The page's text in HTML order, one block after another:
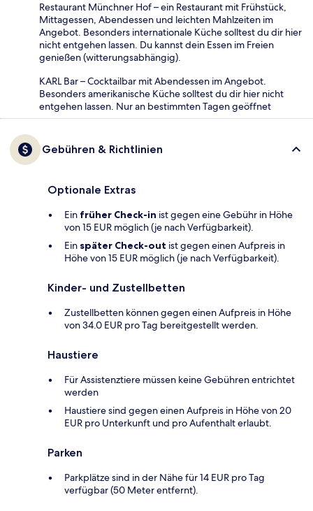
Restaurant Münchner Hof – ein Restaurant mit Frühstück,
Mittagessen, Abendessen und leichten Mahlzeiten im
Angebot. Besonders internationale Küche solltest du dir hier
nicht entgehen lassen. Du kannst dein Essen im Freien
genießen (witterungsabhängig).
KARL Bar – Cocktailbar mit Abendessen im Angebot.
Besonders amerikanische Küche solltest du dir hier nicht
entgehen lassen. Nur an bestimmten Tagen geöffnet
Gebühren & Richtlinien
Optionale Extras
Ein früher Check-in ist gegen eine Gebühr in Höhe
von 15 EUR möglich (je nach Verfügbarkeit).
Ein später Check-out ist gegen einen Aufpreis in
Höhe von 15 EUR möglich (je nach Verfügbarkeit).
Kinder- und Zustellbetten
Zustellbetten können gegen einen Aufpreis in Höhe
von 34.0 EUR pro Tag bereitgestellt werden.
Haustiere
Für Assistenztiere müssen keine Gebühren entrichtet
werden
Haustiere sind gegen einen Aufpreis in Höhe von 20
EUR pro Unterkunft und pro Aufenthalt erlaubt.
Parken
Parkplätze sind in der Nähe für 14 EUR pro Tag
verfügbar (50 Meter entfernt).